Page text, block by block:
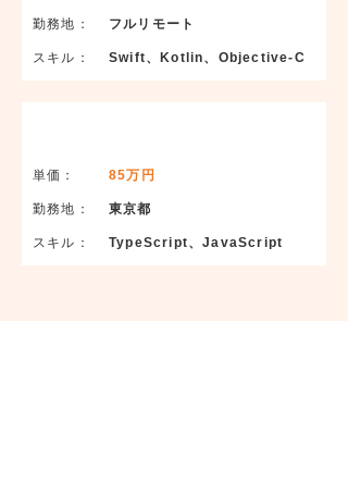
勤務地：​ フルリモート
​スキル： Swift、Kotlin、Objective-C
単価： 85万円
勤務地：​ 東京都
​スキル： TypeScript、JavaScript